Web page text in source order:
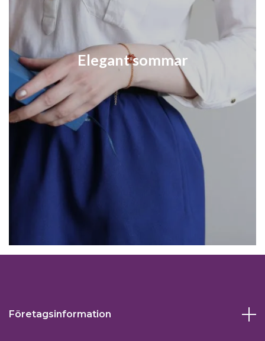
Elegant sommar
Företagsinformation